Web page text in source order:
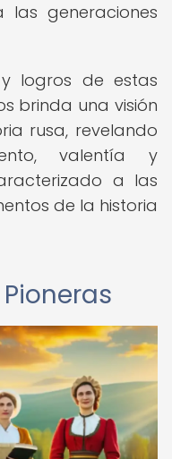
generaciones
logros de estas
brinda una visión
rusa, revelando
valentía y
a las
de la historia